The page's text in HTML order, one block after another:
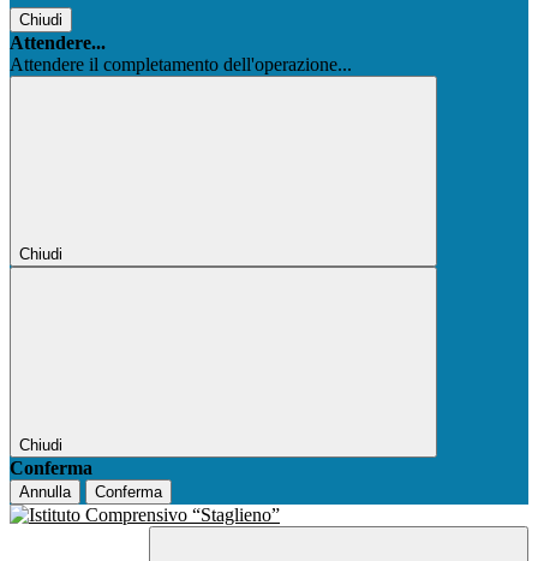
Chiudi
Attendere...
Attendere il completamento dell'operazione...
Chiudi
Chiudi
Conferma
Annulla Conferma